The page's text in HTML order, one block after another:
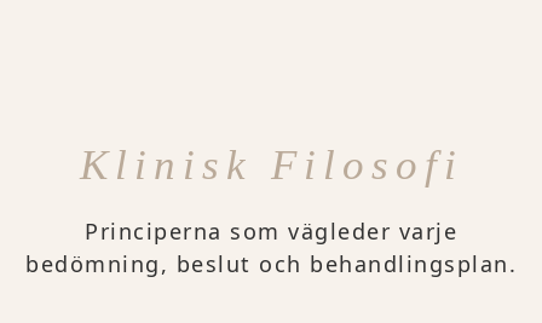
Klinisk Filosofi
Principerna som vägleder varje
bedömning, beslut och behandlingsplan.